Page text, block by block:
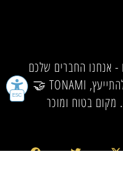
אנחנו החברים שלכם.
🤝 TONAMI היא הבית אליו תמיד תוכלו לחזור להתייעץ,
מקום בטוח ומוכר